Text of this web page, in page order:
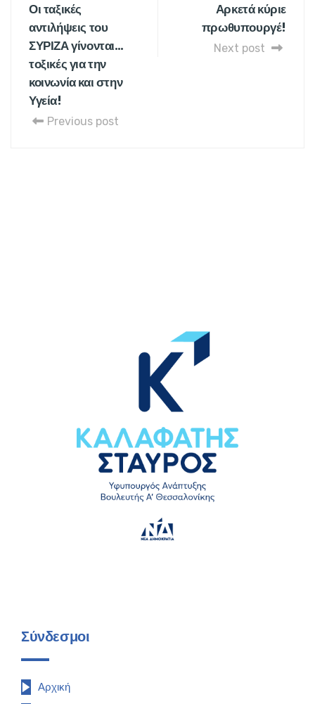
Οι ταξικές
αντιλήψεις του
ΣΥΡΙΖΑ γίνονται…
τοξικές για την
κοινωνία και στην
Υγεία!
Previous post
Αρκετά κύριε
πρωθυπουργέ!
Next post
Σύνδεσμοι
Αρχική